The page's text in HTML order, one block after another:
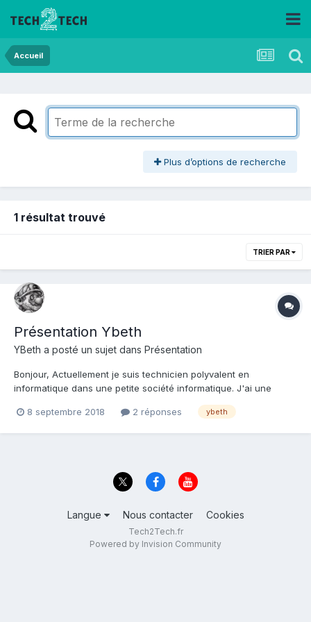
Accueil
Plus d’options de recherche
1 résultat trouvé
TRIER PAR
Présentation Ybeth
YBeth a posté un sujet dans Présentation
Bonjour, Actuellement je suis technicien polyvalent en
informatique dans une petite société informatique. J'ai une
logiciel bac + 2. Je suis passionné d'informatique depuis mes 16
8 septembre 2018 2 réponses ybeth
Langue Nous contacter Cookies
Tech2Tech.fr
Powered by Invision Community